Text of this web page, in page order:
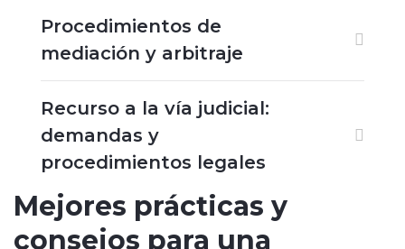
Procedimientos de
mediación y arbitraje
Recurso a la vía judicial:
demandas y
procedimientos legales
Mejores prácticas y
consejos para una